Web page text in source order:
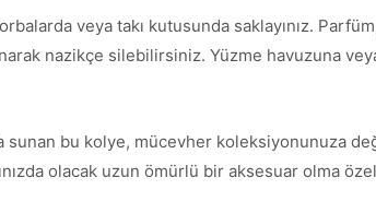
veya takı kutusunda saklayınız.
nazikçe silebilirsiniz. Yüzme havuzuna
sunan bu kolye, mücevher koleksiyonunuza
olacak uzun ömürlü bir aksesuar olma